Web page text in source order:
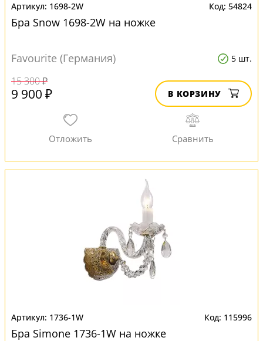
1698-2W 54824
Бра Snow 1698-2W на ножке
Favourite (Германия) 5 шт.
15 300 ₽
9 900 ₽ В КОРЗИНУ
1736-1W 115996
Бра Simone 1736-1W на ножке